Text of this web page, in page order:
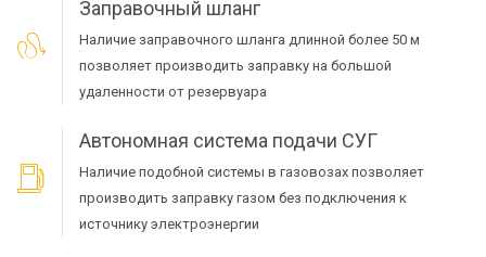
Заправочный шланг
Наличие заправочного шланга длинной более 50 м
позволяет производить заправку на большой
удаленности от резервуара
Автономная система подачи СУГ
Наличие подобной системы в газовозах позволяет
производить заправку газом без подключения к
источнику электроэнергии